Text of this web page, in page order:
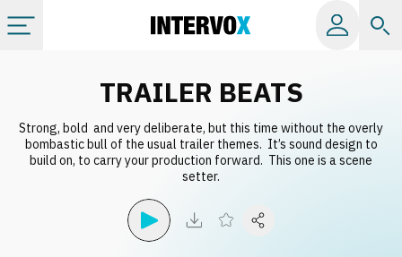
Album
TRAILER BEATS
Strong, bold and very deliberate, but this time without the overly
bombastic bull of the usual trailer themes. It’s sound design to
build on, to carry your production forward. This one is a scene
setter.